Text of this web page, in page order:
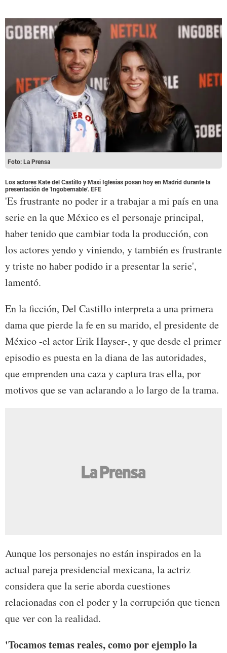
Foto: La Prensa
Los actores Kate del Castillo y Maxi Iglesias posan hoy en Madrid durante la
presentación de 'Ingobernable'. EFE
'Es frustrante no poder ir a trabajar a mi país en una
serie en la que México es el personaje principal,
haber tenido que cambiar toda la producción, con
los actores yendo y viniendo, y también es frustrante
y triste no haber podido ir a presentar la serie',
lamentó.
En la ficción, Del Castillo interpreta a una primera
dama que pierde la fe en su marido, el presidente de
México -el actor Erik Hayser-, y que desde el primer
episodio es puesta en la diana de las autoridades,
que emprenden una caza y captura tras ella, por
motivos que se van aclarando a lo largo de la trama.
Aunque los personajes no están inspirados en la
actual pareja presidencial mexicana, la actriz
considera que la serie aborda cuestiones
relacionadas con el poder y la corrupción que tienen
que ver con la realidad.
'Tocamos temas reales, como por ejemplo la